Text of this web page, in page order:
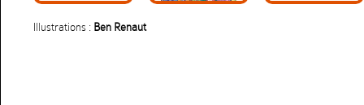
Illustrations : Ben Renaut